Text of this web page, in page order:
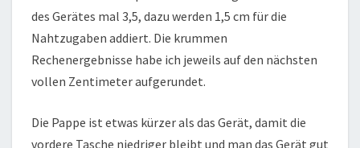
des Gerätes mal 3,5, dazu werden 1,5 cm für die
Nahtzugaben addiert. Die krummen
Rechenergebnisse habe ich jeweils auf den nächsten
vollen Zentimeter aufgerundet.
Die Pappe ist etwas kürzer als das Gerät, damit die
vordere Tasche niedriger bleibt und man das Gerät gut